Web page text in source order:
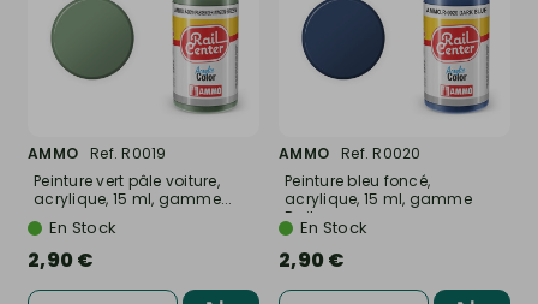
AMMO
Ref. R0019
Peinture vert pâle voiture,
acrylique, 15 ml, gamme...
En Stock
2,90 €
AMMO
Ref. R0020
Peinture bleu foncé,
acrylique, 15 ml, gamme
Rail...En Stock
2,90 €